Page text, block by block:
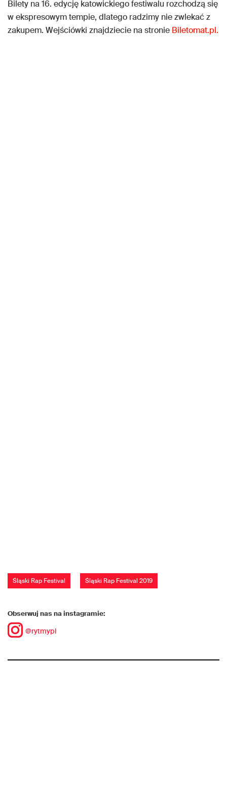
Bilety na 16. edycję katowickiego festiwalu rozchodzą się
w ekspresowym tempie, dlatego radzimy nie zwlekać z
zakupem. Wejściówki znajdziecie na stronie Biletomat.pl.
Śląski Rap Festival Śląski Rap Festival 2019
Obserwuj nas na instagramie:
@rytmypl